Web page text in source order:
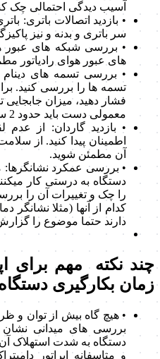
آسیب دیدگی احتمالی چک
• بازدید اتصالات باتری:
سر باتری و بدنه و نیز
• بررسی شبکه های عبور
های عبور هوای رادیاتور
• بررسی تسمه های
تسمه ها را بررسی کنید.
فشار دهید، میزان
معمولی دست باید حدود 2 سانتیمتر باشد.
• بازدید گاردان: از
اطمینان پیدا کنید. از
آن مطمئن شوید.
• بررسی عمکرد
دستگاه به درستی کار
را چک و تغییرات آن را
کدام از آنها (مثلا
دارند حتما موضوع را
چند نکته مهم برای
زمان بکارگیری
• هیچ گاه بیش از توان و
بررسی های میدانی نشان
دستگاه به شدت استهلاک
و متاسفانه اپراتور